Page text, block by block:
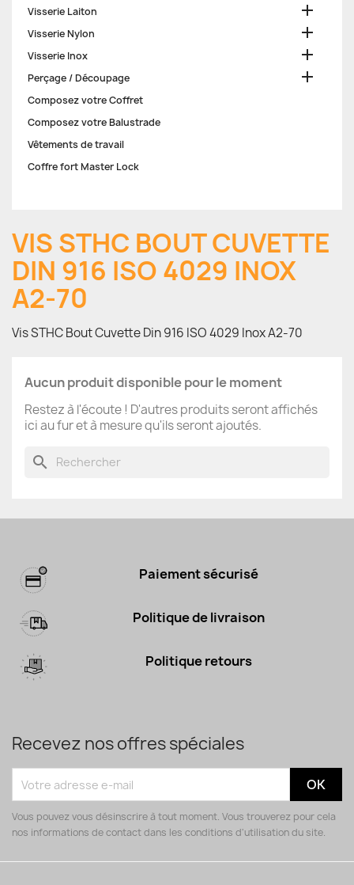
Visserie Laiton 
Visserie Nylon 
Visserie Inox 
Perçage / Découpage 
Composez votre Coffret
Composez votre Balustrade
Vêtements de travail
Coffre fort Master Lock
VIS STHC BOUT CUVETTE
DIN 916 ISO 4029 INOX
A2-70
Vis STHC Bout Cuvette Din 916 ISO 4029 Inox A2-70
Aucun produit disponible pour le moment
Restez à l'écoute ! D'autres produits seront affichés
ici au fur et à mesure qu'ils seront ajoutés.
search
Paiement sécurisé
Politique de livraison
Politique retours
Recevez nos offres spéciales
Vous pouvez vous désinscrire à tout moment. Vous trouverez pour cela
nos informations de contact dans les conditions d'utilisation du site.